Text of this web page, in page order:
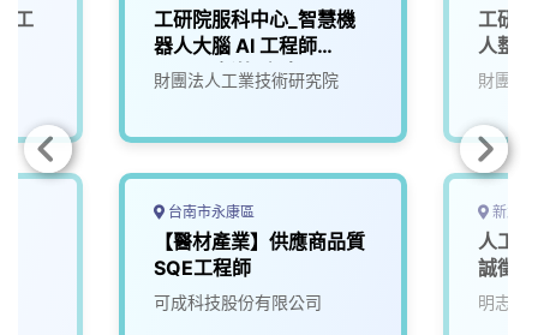
工
工研院服科中心_智慧機
器人大腦 AI 工程師
(A000新竹/台南)
財團法人工業技術研究院
台南市永康區
【醫材產業】供應商品質
SQE工程師
可成科技股份有限公司
工研
人整
財團法
新北
人工
誠徵
明志科